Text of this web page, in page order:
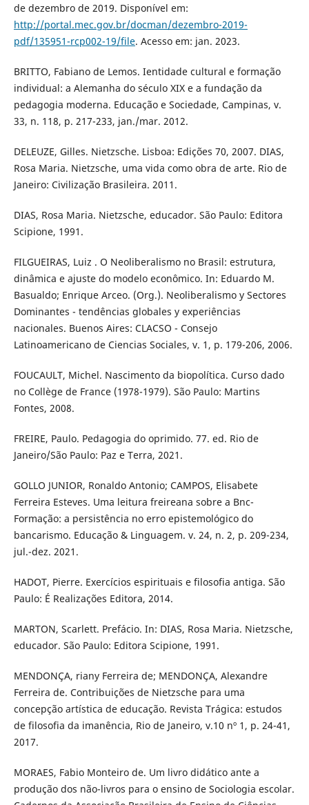
de dezembro de 2019. Disponível em:
http://portal.mec.gov.br/docman/dezembro-2019-
pdf/135951-rcp002-19/file. Acesso em: jan. 2023.
BRITTO, Fabiano de Lemos. Ientidade cultural e formação
individual: a Alemanha do século XIX e a fundação da
pedagogia moderna. Educação e Sociedade, Campinas, v.
33, n. 118, p. 217-233, jan./mar. 2012.
DELEUZE, Gilles. Nietzsche. Lisboa: Edições 70, 2007. DIAS,
Rosa Maria. Nietzsche, uma vida como obra de arte. Rio de
Janeiro: Civilização Brasileira. 2011.
DIAS, Rosa Maria. Nietzsche, educador. São Paulo: Editora
Scipione, 1991.
FILGUEIRAS, Luiz . O Neoliberalismo no Brasil: estrutura,
dinâmica e ajuste do modelo econômico. In: Eduardo M.
Basualdo; Enrique Arceo. (Org.). Neoliberalismo y Sectores
Dominantes - tendências globales y experiências
nacionales. Buenos Aires: CLACSO - Consejo
Latinoamericano de Ciencias Sociales, v. 1, p. 179-206, 2006.
FOUCAULT, Michel. Nascimento da biopolítica. Curso dado
no Collège de France (1978-1979). São Paulo: Martins
Fontes, 2008.
FREIRE, Paulo. Pedagogia do oprimido. 77. ed. Rio de
Janeiro/São Paulo: Paz e Terra, 2021.
GOLLO JUNIOR, Ronaldo Antonio; CAMPOS, Elisabete
Ferreira Esteves. Uma leitura freireana sobre a Bnc-
Formação: a persistência no erro epistemológico do
bancarismo. Educação & Linguagem. v. 24, n. 2, p. 209-234,
jul.-dez. 2021.
HADOT, Pierre. Exercícios espirituais e filosofia antiga. São
Paulo: É Realizações Editora, 2014.
MARTON, Scarlett. Prefácio. In: DIAS, Rosa Maria. Nietzsche,
educador. São Paulo: Editora Scipione, 1991.
MENDONÇA, riany Ferreira de; MENDONÇA, Alexandre
Ferreira de. Contribuições de Nietzsche para uma
concepção artística de educação. Revista Trágica: estudos
de filosofia da imanência, Rio de Janeiro, v.10 nº 1, p. 24-41,
2017.
MORAES, Fabio Monteiro de. Um livro didático ante a
produção dos não-livros para o ensino de Sociologia escolar.